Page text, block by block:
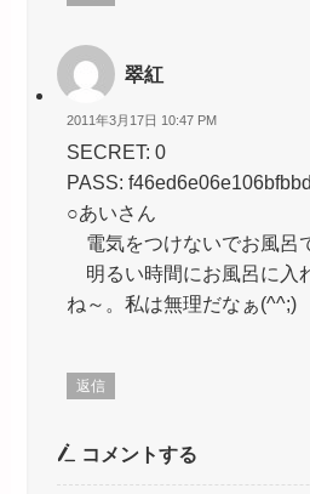
翠紅
2011年3月17日 10:47 PM
SECRET: 0
PASS:
○あいさん
電気をつけないでお風呂
明るい時間にお風呂に入
ね～。私は無理だなぁ(^^;)
返信
コメントする